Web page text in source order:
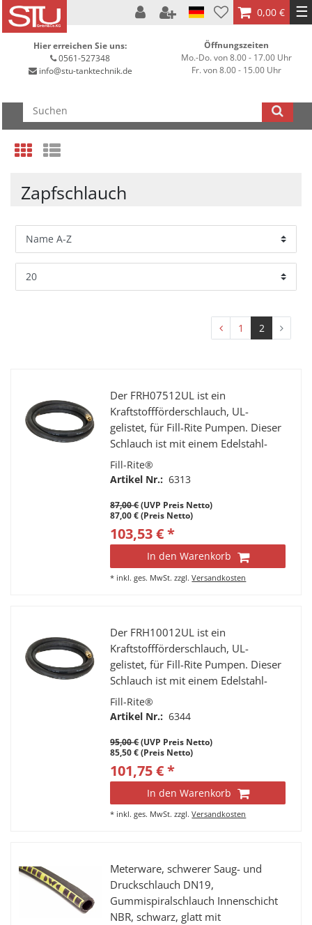
0,00 € ☰
Hier erreichen Sie uns:
0561-527348
info@stu-tanktechnik.de
Öffnungszeiten
Mo.-Do. von 8.00 - 17.00 Uhr
Fr. von 8.00 - 15.00 Uhr
Zapfschlauch
1 2
Der FRH07512UL ist ein
Kraftstoffförderschlauch, UL-
gelistet, für Fill-Rite Pumpen. Dieser
Schlauch ist mit einem Edelstahl-
Erdungskabel und einem 7“
knickfesten Federschutz
gewährleisten und die Leistung zu
verbessern.
Fill-Rite®
Artikel Nr.: 6313
87,00 €(UVP Preis Netto)
87,00 € (Preis Netto)
103,53 € *
In den Warenkorb
* inkl. ges. MwSt. zzgl.Versandkosten
Der FRH10012UL ist ein
Kraftstoffförderschlauch, UL-
gelistet, für Fill-Rite Pumpen. Dieser
Schlauch ist mit einem Edelstahl-
Erdungskabel und einem 7“
knickfesten Federschutz
gewährleisten und die Leistung zu
verbessern.
Fill-Rite®
Artikel Nr.: 6344
95,00 €(UVP Preis Netto)
85,50 € (Preis Netto)
101,75 € *
In den Warenkorb
* inkl. ges. MwSt. zzgl.Versandkosten
Meterware, schwerer Saug- und
Druckschlauch DN19,
Gummispiralschlauch Innenschicht
NBR, schwarz, glatt mit